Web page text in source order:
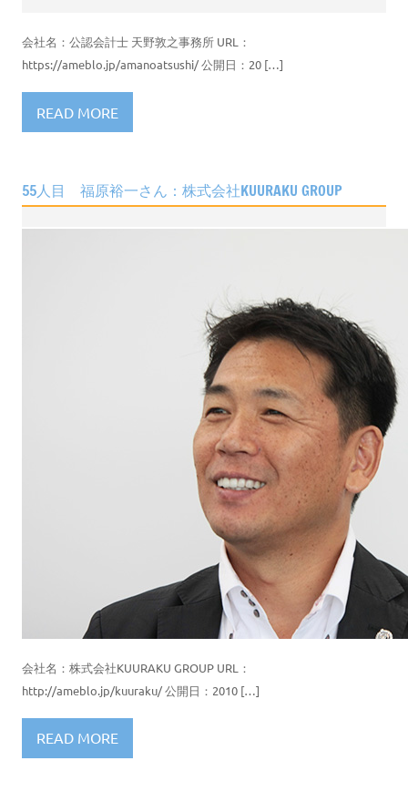
会社名：公認会計士 天野敦之事務所 URL：
https://ameblo.jp/amanoatsushi/ 公開日：20 […]
READ MORE
55人目 福原裕一さん：株式会社KUURAKU GROUP
会社名：株式会社KUURAKU GROUP URL：
http://ameblo.jp/kuuraku/ 公開日：2010 […]
READ MORE